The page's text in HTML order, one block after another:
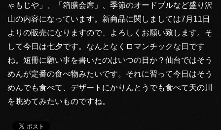
ゃもじや」、「箱膳会席」、季節のオードブルなど盛り沢
山の内容になっています。新商品に関しましては7月11日
よりの販売になりますので、よろしくお願い致します。そ
して今日は七夕です。なんとなくロマンチックな日です
ね。短冊に願い事を書いたのはいつの日か？仙台ではそう
めんが定番の食べ物みたいです。それに習って今日はそう
めんでも食べて、デザートにかりんとうでも食べて天の川
を眺めてみたいものですね。